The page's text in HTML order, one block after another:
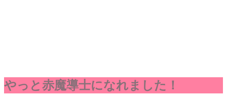
やっと赤魔導士になれました！